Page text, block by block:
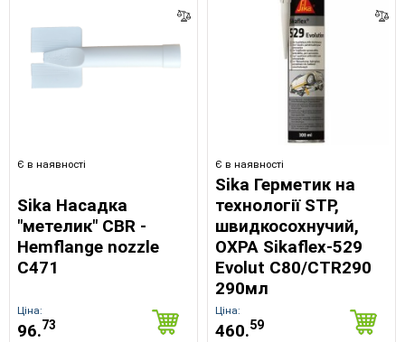
Є в наявності
Sika Насадка
"метелик" CBR -
Hemflange nozzle
C471
Ціна:
96.73
Є в наявності
Sika Герметик на
технології STP,
швидкосохнучий,
ОХРА Sikaflex-529
Evolut C80/CTR290
290мл
Ціна:
460.59